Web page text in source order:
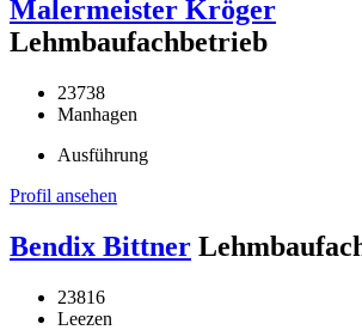
Malermeister Kröger
Lehmbaufachbetrieb
23738
Manhagen
Ausführung
Profil ansehen
Bendix Bittner
23816
Leezen